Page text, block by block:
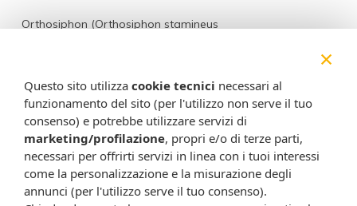
Orthosiphon (Orthosiphon stamineus
Vitamina C (Acido L-ascorbico)
Vitamina B6 (Cloridrato di piridossina)
2 mg (33,3%
RDA**)
×
Questo sito utilizza cookie tecnici necessari al
funzionamento del sito (per l'utilizzo non serve il tuo
consenso) e potrebbe utilizzare servizi di
marketing/profilazione, propri e/o di terze parti,
necessari per offrirti servizi in linea con i tuoi interessi
come la personalizzazione e la misurazione degli
annunci (per l'utilizzo serve il tuo consenso).